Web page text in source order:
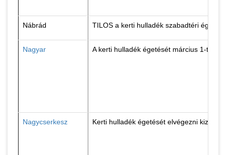
Nábrád TILOS a kerti hulladék szabadtéri
Nagyar A kerti hulladék égetését március 1-től,
Nagycserkesz Kerti hulladék égetését elvégezni